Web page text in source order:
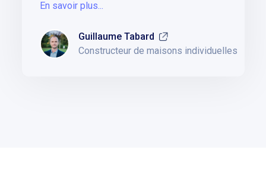
En savoir plus...
Guillaume Tabard
Constructeur de maisons individuelles